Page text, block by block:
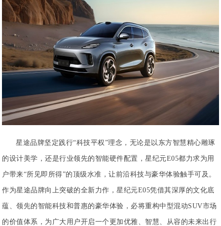
星途品牌坚定践行“科技平权”理念，无论是以东方智慧精心雕琢
的设计美学，还是行业领先的智能硬件配置，星纪元E05都力求为用
户带来“所见即所得”的顶级水准，让前沿科技与豪华体验触手可及。
作为星途品牌向上突破的全新力作，星纪元E05凭借其深厚的文化底
蕴、领先的智能科技和普惠的豪华体验，必将重构中型混动SUV市场
的价值体系，为广大用户开启一个更加优雅、智慧、从容的未来出行